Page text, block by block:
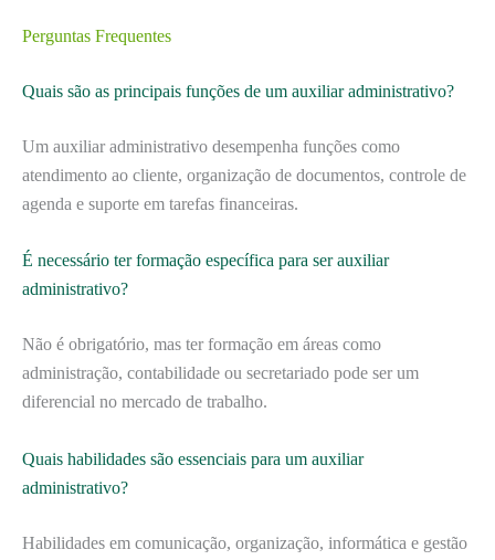
Perguntas Frequentes
Quais são as principais funções de um auxiliar administrativo?
Um auxiliar administrativo desempenha funções como
atendimento ao cliente, organização de documentos, controle de
agenda e suporte em tarefas financeiras.
É necessário ter formação específica para ser auxiliar
administrativo?
Não é obrigatório, mas ter formação em áreas como
administração, contabilidade ou secretariado pode ser um
diferencial no mercado de trabalho.
Quais habilidades são essenciais para um auxiliar
administrativo?
Habilidades em comunicação, organização, informática e gestão